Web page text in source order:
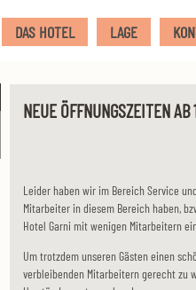
DAS HOTEL LAGE
NEUE ÖFFNUNGSZEITEN
Leider haben wir im Bereich Service
Mitarbeiter in diesem Bereich haben,
Hotel Garni mit wenigen Mitarbeitern
Um trotzdem unseren Gästen einen
verbleibenden Mitarbeitern gerecht zu